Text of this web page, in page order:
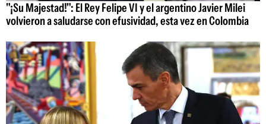
"¡Su Majestad!": El Rey Felipe VI y el argentino Javier Milei
volvieron a saludarse con efusividad, esta vez en Colombia